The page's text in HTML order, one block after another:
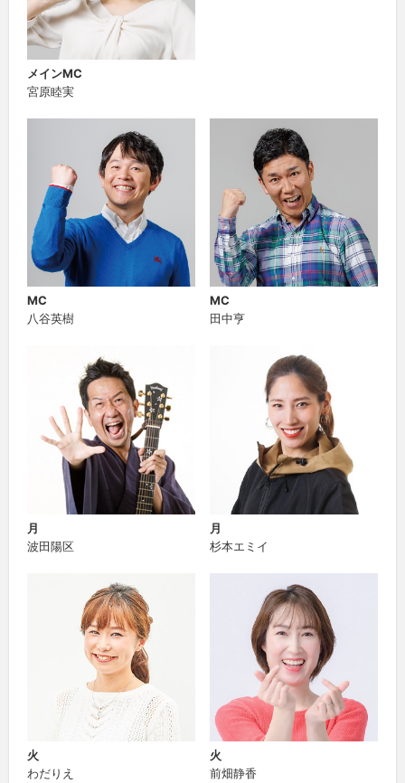
メインMC
宮原睦実
MC
八谷英樹
MC
田中亨
月
波田陽区
月
杉本エミイ
火
わだりえ
火
前畑静香